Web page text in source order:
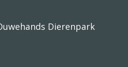
Dierenpark